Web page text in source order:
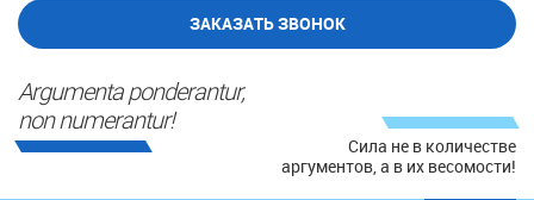
ЗАКАЗАТЬ ЗВОНОК
Argumenta ponderantur,
non numerantur!
Сила не в количестве
аргументов, а в их весомости!